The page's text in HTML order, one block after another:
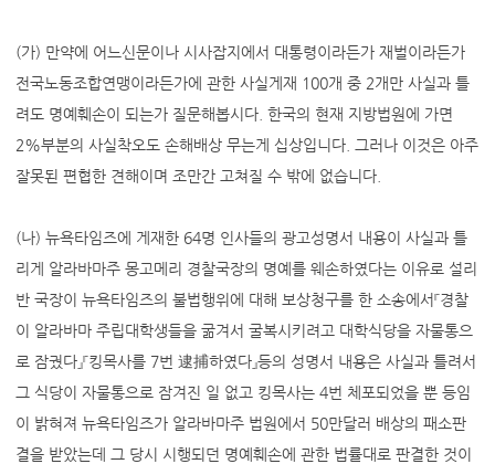
(가) 만약에 어느신문이나 시사잡지에서 대통령이라든가 재벌이라든가
전국노동조합연맹이라든가에 관한 사실게재 100개 중 2개만 사실과 틀
려도 명예훼손이 되는가 질문해봅시다. 한국의 현재 지방법원에 가면
2%부분의 사실착오도 손해배상 무는게 십상입니다. 그러나 이것은 아주
잘못된 편협한 견해이며 조만간 고쳐질 수 밖에 없습니다.
(나) 뉴욕타임즈에 게재한 64명 인사들의 광고성명서 내용이 사실과 틀
리게 알라바마주 몽고메리 경찰국장의 명예를 웨손하였다는 이유로 설리
반 국장이 뉴욕타임즈의 불법행위에 대해 보상청구를 한 소송에서『경찰
이 알라바마 주립대학생들을 굶겨서 굴복시키려고 대학식당을 자물통으
로 잠궜다』『킹목사를 7번 逮捕하였다』등의 성명서 내용은 사실과 틀려서
그 식당이 자물통으로 잠겨진 일 없고 킹목사는 4번 체포되었을 뿐 등임
이 밝혀져 뉴욕타임즈가 알라바마주 법원에서 50만달러 배상의 패소판
결을 받았는데 그 당시 시행되던 명예훼손에 관한 법률대로 판결한 것이